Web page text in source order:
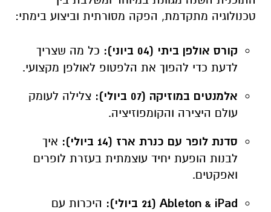
לדעת כדי להפוך את הלפטופ לאולפן מקצועי.
עולם היצירה והקומפוזיציה.
לבנות הופעת יחיד עוצמתית בעזרת לופרים
ואפקטים.
Ableton & iPad (21 ביולי):
היכרות עם
סביבת העבודה הדיגיטלית והניידת של המפיק
המודרני.
מאסטרקלאס קולי עם יסמין גמליאל (28